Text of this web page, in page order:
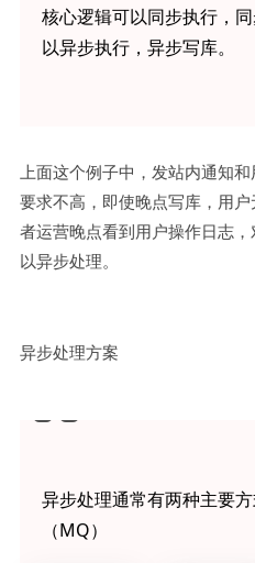
核心逻辑可以同步执行，
以异步执行，异步写库。
上面这个例子中，发站内通知
要求不高，即使晚点写库，用
者运营晚点看到用户操作日志
以异步处理。
异步处理方案
异步处理通常有两种主要
（MQ）